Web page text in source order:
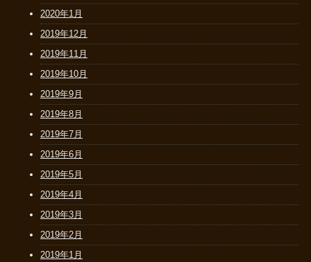
2020年1月
2019年12月
2019年11月
2019年10月
2019年9月
2019年8月
2019年7月
2019年6月
2019年5月
2019年4月
2019年3月
2019年2月
2019年1月